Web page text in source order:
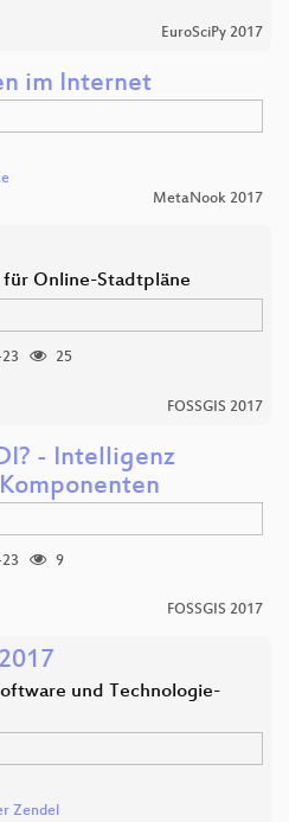
EuroSciPy 2017
im Internet
MetaNook 2017
Online-Stadtpläne
25
FOSSGIS 2017
- Intelligenz
9
FOSSGIS 2017
und Technologie-
Zendel